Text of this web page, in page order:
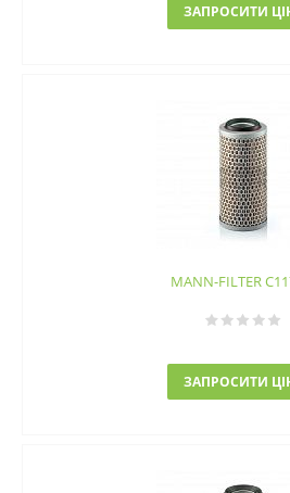
ЗАПРОСИТИ
MANN-FILTER
ЗАПРОСИТИ